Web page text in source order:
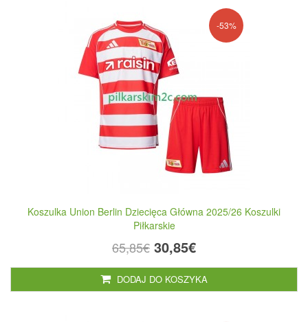
-53%
Koszulka Union Berlin Dziecięca Główna 2025/26 Koszulki
Piłkarskie
65,85€ 30,85€
DODAJ DO KOSZYKA